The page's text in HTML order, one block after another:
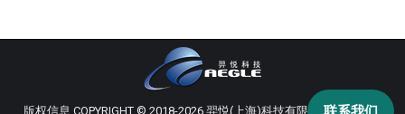
版权信息 COPYRIGHT © 2018-2026 羿悦(上海)科技有限公司 版权所有
联系我们